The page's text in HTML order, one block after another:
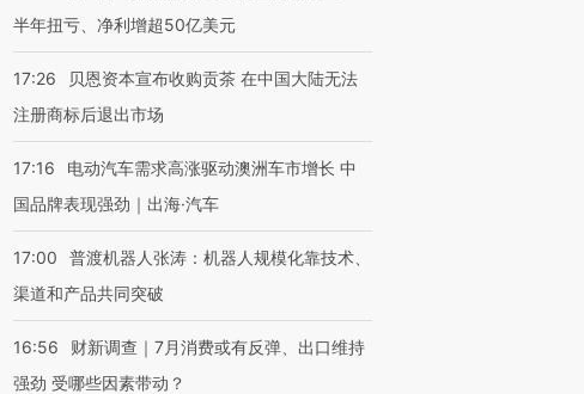
半年扭亏、净利增超50亿美元
17:26
贝恩资本宣布收购贡茶 在中国大陆无法
注册商标后退出市场
17:16
电动汽车需求高涨驱动澳洲车市增长 中
国品牌表现强劲｜出海·汽车
17:00
普渡机器人张涛：机器人规模化靠技术、
渠道和产品共同突破
16:56
财新调查｜7月消费或有反弹、出口维持
强劲 受哪些因素带动？